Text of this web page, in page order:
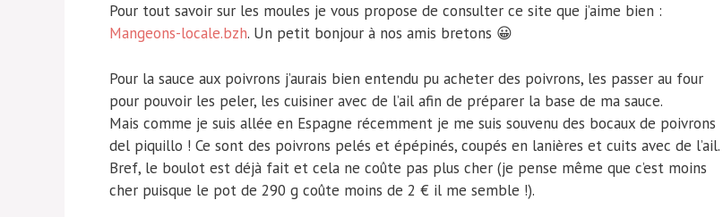
Pour tout savoir sur les moules je vous propose de consulter ce site que j’aime bien :
Mangeons-locale.bzh. Un petit bonjour à nos amis bretons 😀
Pour la sauce aux poivrons j’aurais bien entendu pu acheter des poivrons, les passer au four
pour pouvoir les peler, les cuisiner avec de l’ail afin de préparer la base de ma sauce.
Mais comme je suis allée en Espagne récemment je me suis souvenu des bocaux de poivrons
del piquillo ! Ce sont des poivrons pelés et épépinés, coupés en lanières et cuits avec de l’ail.
Bref, le boulot est déjà fait et cela ne coûte pas plus cher (je pense même que c’est moins
cher puisque le pot de 290 g coûte moins de 2 € il me semble !).